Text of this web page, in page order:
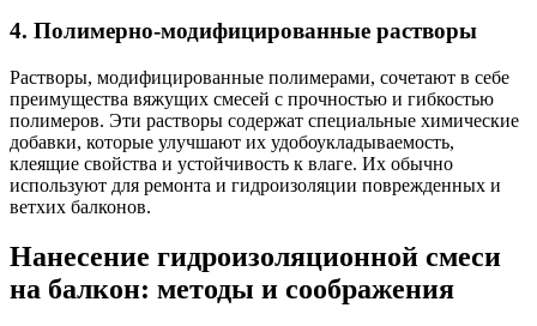
4. Полимерно-модифицированные растворы
Растворы, модифицированные полимерами, сочетают в себе
преимущества вяжущих смесей с прочностью и гибкостью
полимеров. Эти растворы содержат специальные химические
добавки, которые улучшают их удобоукладываемость,
клеящие свойства и устойчивость к влаге. Их обычно
используют для ремонта и гидроизоляции поврежденных и
ветхих балконов.
Нанесение гидроизоляционной смеси
на балкон: методы и соображения